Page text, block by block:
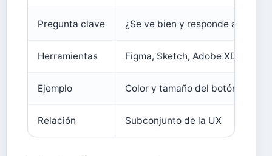
Pregunta clave ¿Se ve bien y responde al tacto?
Herramientas Figma, Sketch, Adobe XD
Ejemplo Color y tamaño del botón
Relación Subconjunto de la UX